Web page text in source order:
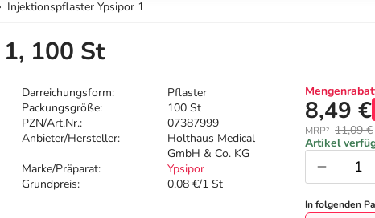
Injektionspflaster Ypsipor 1
100 St
Darreichungsform:
Pflaster
Packungsgröße:
100 St
PZN/Art.Nr.:
07387999
Anbieter/Hersteller:
Holthaus Medical
GmbH & Co. KG
Marke/Präparat:
Ypsipor
Grundpreis:
0,08 €/1 St
8,49 €
MRP² 11,09 €
Artikel
In folgenden